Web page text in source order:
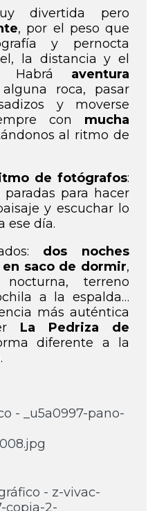
divertida pero
, por el peso que
y pernocta
la distancia y el
Habrá aventura
roca, pasar
y moverse
con mucha
al ritmo de
de fotógrafos:
para hacer
y escuchar lo
ese día.
dos noches
saco de dormir,
terreno
a la espalda…
más auténtica
La Pedriza de
diferente a la